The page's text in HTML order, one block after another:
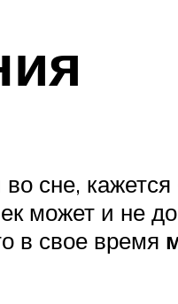
сне,
может и не
в свое время